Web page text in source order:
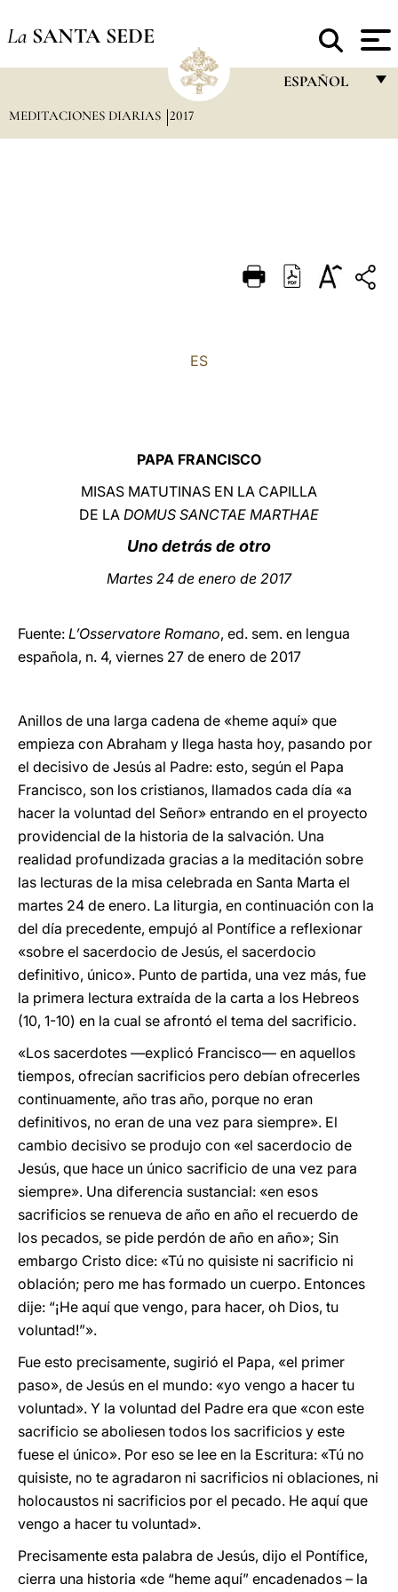
La SANTA SEDE
ESPAÑOL
DEUTSCH
MEDITACIONES DIARIAS 2017
ES
PAPA FRANCISCO
MISAS MATUTINAS EN LA CAPILLA
DE LA DOMUS SANCTAE MARTHAE
Uno detrás de otro
Martes 24 de enero de 2017
Fuente: L’Osservatore Romano, ed. sem. en lengua
española, n. 4, viernes 27 de enero de 2017
Anillos de una larga cadena de «heme aquí» que
empieza con Abraham y llega hasta hoy, pasando por
el decisivo de Jesús al Padre: esto, según el Papa
Francisco, son los cristianos, llamados cada día «a
hacer la voluntad del Señor» entrando en el proyecto
providencial de la historia de la salvación. Una
realidad profundizada gracias a la meditación sobre
las lecturas de la misa celebrada en Santa Marta el
martes 24 de enero. La liturgia, en continuación con la
del día precedente, empujó al Pontífice a reflexionar
«sobre el sacerdocio de Jesús, el sacerdocio
definitivo, único». Punto de partida, una vez más, fue
la primera lectura extraída de la carta a los Hebreos
(10, 1-10) en la cual se afrontó el tema del sacrificio.
«Los sacerdotes —explicó Francisco— en aquellos
tiempos, ofrecían sacrificios pero debían ofrecerles
continuamente, año tras año, porque no eran
definitivos, no eran de una vez para siempre». El
cambio decisivo se produjo con «el sacerdocio de
Jesús, que hace un único sacrificio de una vez para
siempre». Una diferencia sustancial: «en esos
sacrificios se renueva de año en año el recuerdo de
los pecados, se pide perdón de año en año»; Sin
embargo Cristo dice: «Tú no quisiste ni sacrificio ni
oblación; pero me has formado un cuerpo. Entonces
dije: “¡He aquí que vengo, para hacer, oh Dios, tu
voluntad!”».
Fue esto precisamente, sugirió el Papa, «el primer
paso», de Jesús en el mundo: «yo vengo a hacer tu
voluntad». Y la voluntad del Padre era que «con este
sacrificio se aboliesen todos los sacrificios y este
fuese el único». Por eso se lee en la Escritura: «Tú no
quisiste, no te agradaron ni sacrificios ni oblaciones, ni
holocaustos ni sacrificios por el pecado. He aquí que
vengo a hacer tu voluntad».
Precisamente esta palabra de Jesús, dijo el Pontífice,
cierra una historia «de “heme aquí” encadenados – la